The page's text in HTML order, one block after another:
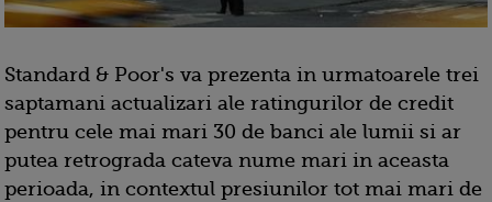
Standard & Poor's va prezenta in urmatoarele trei
saptamani actualizari ale ratingurilor de credit
pentru cele mai mari 30 de banci ale lumii si ar
putea retrograda cateva nume mari in aceasta
perioada, in contextul presiunilor tot mai mari de